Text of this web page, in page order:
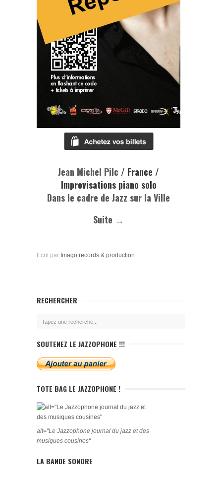
Jean Michel Pilc / France /
Improvisations piano solo
Dans le cadre de Jazz sur la Ville
Suite →
Ecrit par Imago records & production
RECHERCHER
SOUTENEZ LE JAZZOPHONE !!!
TOTE BAG LE JAZZOPHONE !
alt="Le Jazzophone journal du jazz et des
musiques cousines"
LA BANDE SONORE